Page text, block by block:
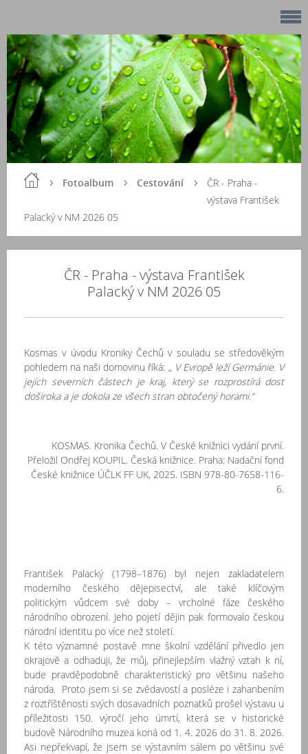
Fotoalbum Cestování
ČR - Praha -
výstava František
Palacký v NM 2026 05
ČR - Praha - výstava František
Palacký v NM 2026 05
Kosmas v úvodu Kroniky Čechů v souladu se středověkým
pohledem na naši domovinu říká: „ V Evropě leží Germánie. V
jejích severních částech je kraj, který se rozprostírá dost
doširoka a je dokola ze všech stran obtočený horami.“
KOSMAS. Kronika Čechů. V České knižnici vydání první.
Přeložil Ondřej KOUPIL. Česká knižnice. Praha: Nadační fond
České knižnice ÚČLK FF UK, 2025. ISBN 978-80-7658-116-
6.
František Palacký (1798–1876) byl nejen zakladatelem
moderního českého dějepisectví, ale také klíčovým
politickým vůdcem své doby – vrcholné fáze českého
národního obrození. Jeho pojetí dějin pak formovalo českou
národní identitu po více než století.
K této významné postavě mne školní vzdělání přivedlo jen
okrajově a odhaduji, že můj, přinejlepším vlažný vztah k ní,
bude pravděpodobně charakteristický pro většinu našeho
národa. Proto jsem si se zvědavostí a posléze i zahanbením
z roztříštěnosti svých dosavadních poznatků prošel výstavu u
příležitosti 150. výročí jeho úmrtí, která se v historické
budově Národního muzea koná od 1. 4. 2026 do 31. 8. 2026.
Asi nepřekvapí, že jsem se výstavním sálem po většinu své